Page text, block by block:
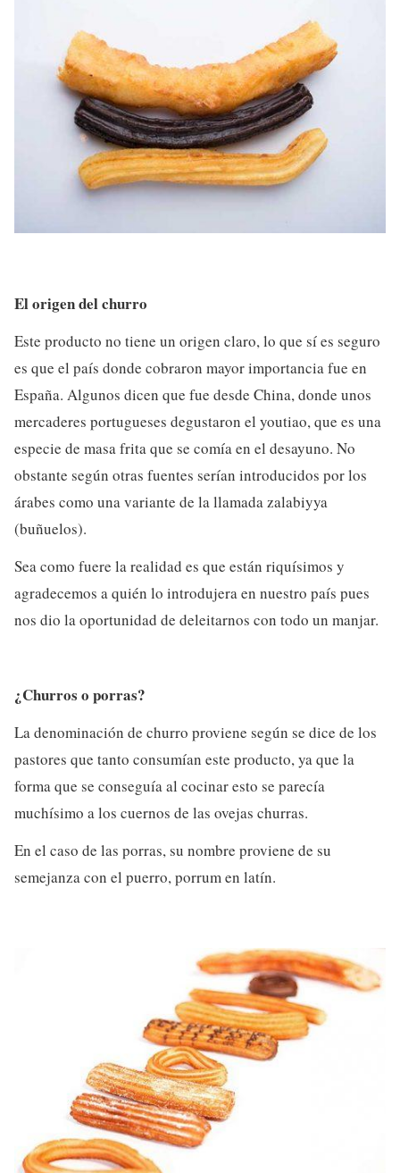
El origen del churro
Este producto no tiene un origen claro, lo que sí es seguro
es que el país donde cobraron mayor importancia fue en
España. Algunos dicen que fue desde China, donde unos
mercaderes portugueses degustaron el youtiao, que es una
especie de masa frita que se comía en el desayuno. No
obstante según otras fuentes serían introducidos por los
árabes como una variante de la llamada zalabiyya
(buñuelos).
Sea como fuere la realidad es que están riquísimos y
agradecemos a quién lo introdujera en nuestro país pues
nos dio la oportunidad de deleitarnos con todo un manjar.
¿Churros o porras?
La denominación de churro proviene según se dice de los
pastores que tanto consumían este producto, ya que la
forma que se conseguía al cocinar esto se parecía
muchísimo a los cuernos de las ovejas churras.
En el caso de las porras, su nombre proviene de su
semejanza con el puerro, porrum en latín.